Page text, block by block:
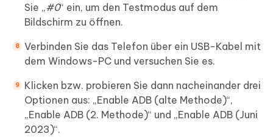
Sie „#0“ ein, um den Testmodus auf dem
Bildschirm zu öffnen.
Verbinden Sie das Telefon über ein USB-Kabel mit
dem Windows-PC und versuchen Sie es.
Klicken bzw. probieren Sie dann nacheinander drei
Optionen aus: „Enable ADB (alte Methode)“,
„Enable ADB (2. Methode)“ und „Enable ADB (Juni
2023)“.